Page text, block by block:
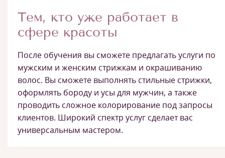
Тем, кто уже работает в
сфере красоты
После обучения вы сможете предлагать услуги по
мужским и женским стрижкам и окрашиванию
волос. Вы сможете выполнять стильные стрижки,
оформлять бороду и усы для мужчин, а также
проводить сложное колорирование под запросы
клиентов. Широкий спектр услуг сделает вас
универсальным мастером.